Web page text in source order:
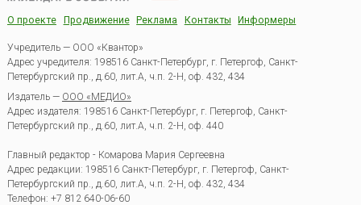
О проекте Продвижение Реклама Контакты Информеры
Учредитель — ООО «Квантор»
Адрес учредителя: 198516 Санкт-Петербург, г. Петергоф, Санкт-
Петербургский пр., д.60, лит.А, ч.п. 2-Н, оф. 432, 434
Издатель — ООО «МЕДИО»
Адрес издателя: 198516 Санкт-Петербург, г. Петергоф, Санкт-
Петербургский пр., д.60, лит.А, ч.п. 2-Н, оф. 440
Главный редактор - Комарова Мария Сергеевна
Адрес редакции: 198516 Санкт-Петербург, г. Петергоф, Санкт-
Петербургский пр., д.60, лит.А, ч.п. 2-Н, оф. 432, 434
Телефон: +7 812 640-06-60